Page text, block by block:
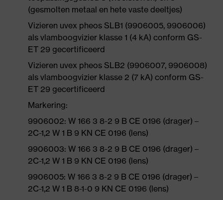
(gesmolten metaal en hete vaste deeltjes)
Vizieren uvex pheos SLB1 (9906005, 9906006)
als vlamboogvizier klasse 1 (4 kA) conform GS-
ET 29 gecertificeerd
Vizieren uvex pheos SLB2 (9906007, 9906008)
als vlamboogvizier klasse 2 (7 kA) conform GS-
ET 29 gecertificeerd
Markering:
9906002: W 166 3 8-2 9 B CE 0196 (drager) –
2C-1,2 W 1 B 9 KN CE 0196 (lens)
9906003: W 166 3 8-2 9 B CE 0196 (drager) –
2C-1,2 W 1 B 9 KN CE 0196 (lens)
9906005: W 166 3 8-2 9 B CE 0196 (drager) –
2C-1,2 W 1 B 8-1-0 9 KN CE 0196 (lens)